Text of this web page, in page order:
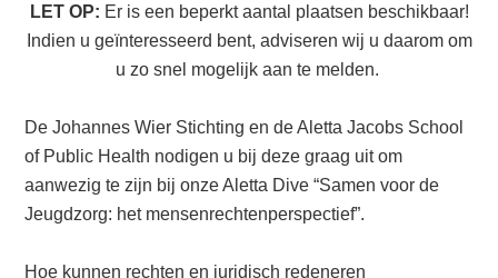
LET OP: Er is een beperkt aantal plaatsen beschikbaar!
Indien u geïnteresseerd bent, adviseren wij u daarom om
u zo snel mogelijk aan te melden.
De Johannes Wier Stichting en de Aletta Jacobs School
of Public Health nodigen u bij deze graag uit om
aanwezig te zijn bij onze Aletta Dive “Samen voor de
Jeugdzorg: het mensenrechtenperspectief”.
Hoe kunnen rechten en juridisch redeneren